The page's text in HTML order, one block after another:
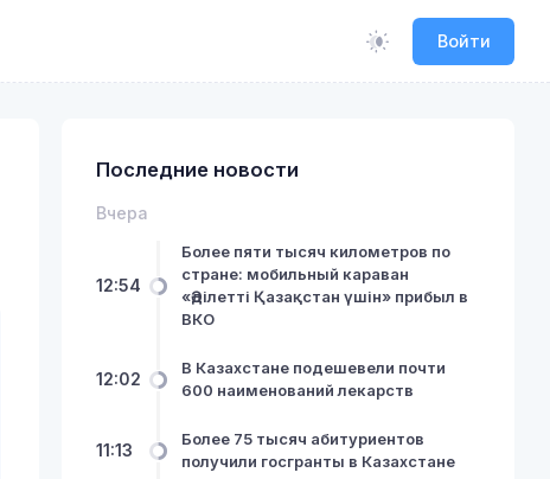
Войти
Последние новости
Вчера
12:54
Более пяти тысяч километров по
стране: мобильный караван
«Әділетті Қазақстан үшін» прибыл в
ВКО
12:02
В Казахстане подешевели почти
600 наименований лекарств
11:13
Более 75 тысяч абитуриентов
получили госгранты в Казахстане